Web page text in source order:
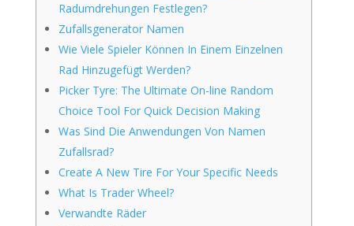
Radumdrehungen Festlegen?
Zufallsgenerator Namen
Wie Viele Spieler Können In Einem Einzelnen
Rad Hinzugefügt Werden?
Picker Tyre: The Ultimate On-line Random
Choice Tool For Quick Decision Making
Was Sind Die Anwendungen Von Namen
Zufallsrad?
Create A New Tire For Your Specific Needs
What Is Trader Wheel?
Verwandte Räder